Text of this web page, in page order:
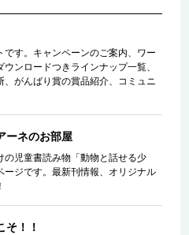
です。キャンペーンのご案内、ワー
ンロードつきラインナップ一覧、
がんばり賞の賞品紹介、コミュニ
ネのお部屋
の児童書読み物「動物と話せる少
ジです。最新刊情報、オリジナル
そ！！